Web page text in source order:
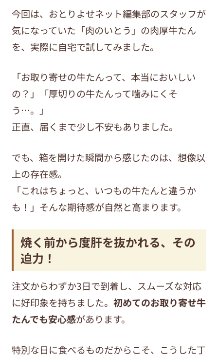
今回は、おとりよせネット編集部のスタッフが
気になっていた「肉のいとう」の肉厚牛たん
を、実際に自宅で試してみました。
「お取り寄せの牛たんって、本当においしい
の？」「厚切りの牛たんって噛みにくそ
う…。」
正直、届くまで少し不安もありました。
でも、箱を開けた瞬間から感じたのは、想像以
上の存在感。
「これはちょっと、いつもの牛たんと違うか
も！」そんな期待感が自然と高まります。
焼く前から度肝を抜かれる、その
迫力！
注文からわずか3日で到着し、スムーズな対応
に好印象を持ちました。 初めてのお取り寄せ牛
たんでも安心感があります。
特別な日に食べるものだからこそ、こうした丁